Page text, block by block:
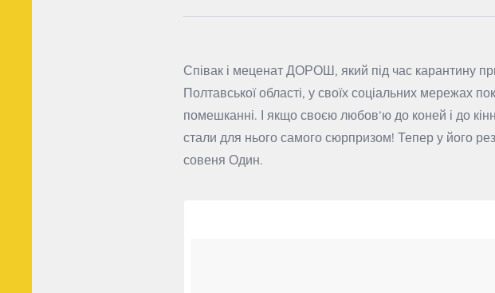
Співак і меценат ДОРОШ, який під час карантину
Полтавської області, у своїх соціальних мережах
помешканні. І якщо своєю любов’ю до коней і до
стали для нього самого сюрпризом! Тепер у його
совеня Один.